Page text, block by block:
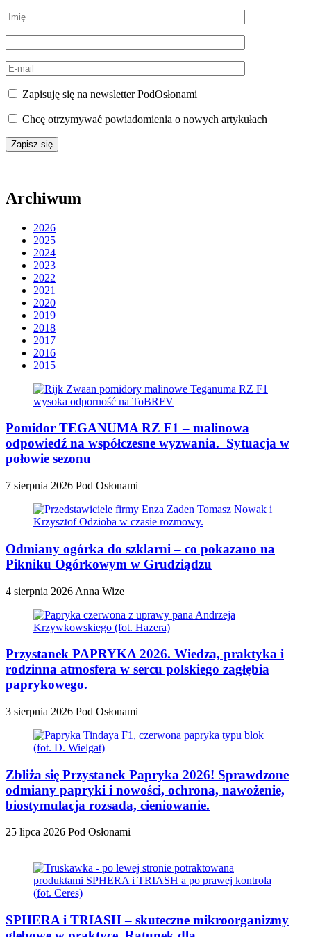
Zapisuję się na newsletter PodOsłonami
Chcę otrzymywać powiadomienia o nowych artykułach
Archiwum
2026
2025
2024
2023
2022
2021
2020
2019
2018
2017
2016
2015
Pomidor TEGANUMA RZ F1 – malinowa
odpowiedź na współczesne wyzwania. Sytuacja w
połowie sezonu
7 sierpnia 2026 Pod Osłonami
Odmiany ogórka do szklarni – co pokazano na
Pikniku Ogórkowym w Grudziądzu
4 sierpnia 2026 Anna Wize
Przystanek PAPRYKA 2026. Wiedza, praktyka i
rodzinna atmosfera w sercu polskiego zagłębia
paprykowego.
3 sierpnia 2026 Pod Osłonami
Zbliża się Przystanek Papryka 2026! Sprawdzone
odmiany papryki i nowości, ochrona, nawożenie,
biostymulacja rozsada, cieniowanie.
25 lipca 2026 Pod Osłonami
SPHERA i TRIASH – skuteczne mikroorganizmy